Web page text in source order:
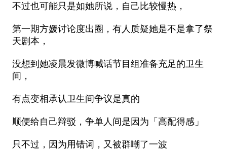
不过也可能只是如她所说，自己比较慢热，
第一期方媛讨论度出圈，有人质疑她是不是拿了祭
天剧本，
没想到她凌晨发微博喊话节目组准备充足的卫生
间，
有点变相承认卫生间争议是真的
顺便给自己辩驳，争单人间是因为「高配得感」
只不过，因为用错词，又被群嘲了一波